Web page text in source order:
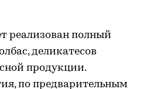
реализован полный
деликатесов
продукции.
по предварительным